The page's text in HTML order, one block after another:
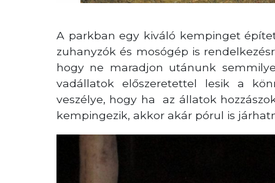
A parkban egy kiváló kempinget
zuhanyzók és mosógép is
hogy ne maradjon utánunk
vadállatok előszeretettel lesik a
veszélye, hogy ha az állatok
kempingezik, akkor akár pórul is